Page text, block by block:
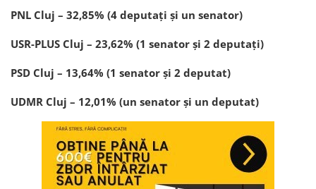
PNL Cluj – 32,85% (4 deputați și un senator)
USR-PLUS Cluj – 23,62% (1 senator și 2 deputați)
PSD Cluj – 13,64% (1 senator și 2 deputat)
UDMR Cluj – 12,01% (un senator și un deputat)